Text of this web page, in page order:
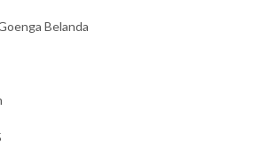
Belanda